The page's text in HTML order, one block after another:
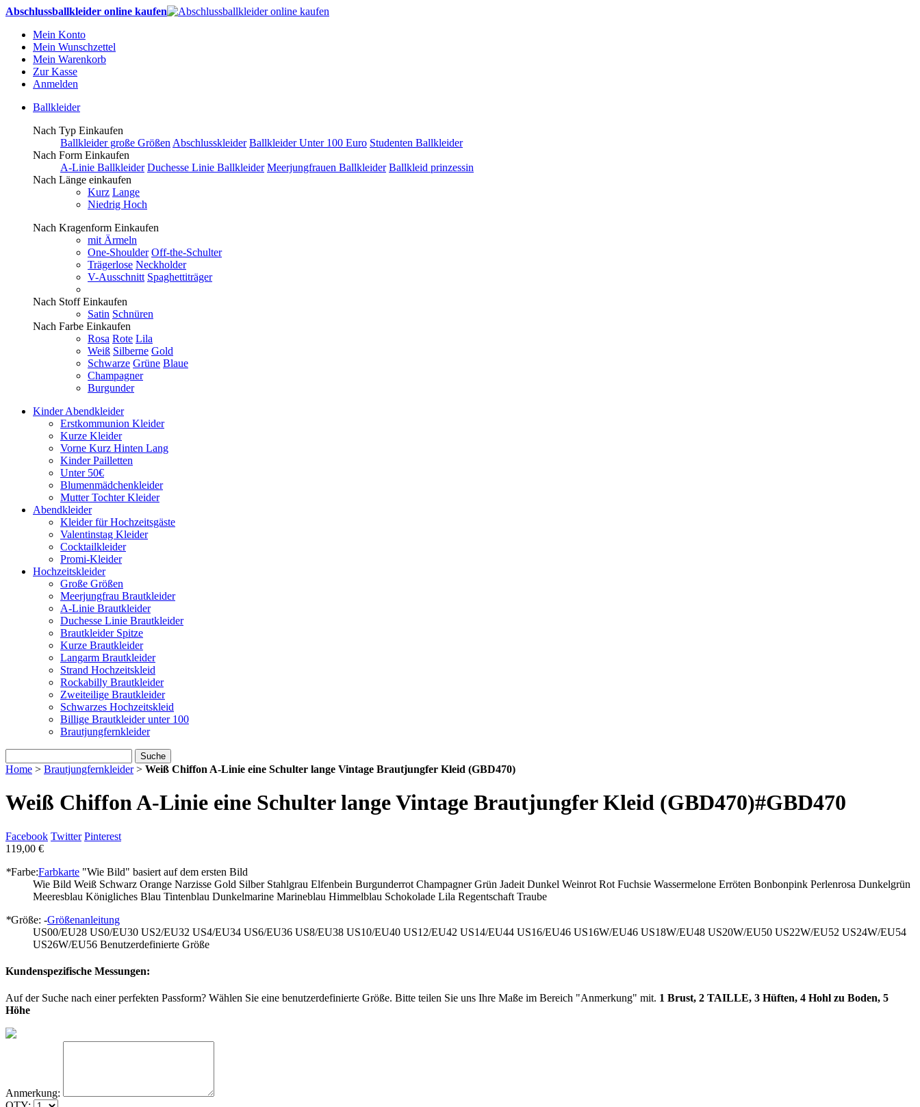
Abschlussballkleider online kaufen
Mein Konto
Mein Wunschzettel
Mein Warenkorb
Zur Kasse
Anmelden
Ballkleider
Nach Typ Einkaufen
Ballkleider große Größen Abschlusskleider Ballkleider Unter 100 Euro Studenten Ballkleider
Nach Form Einkaufen
A-Linie Ballkleider Duchesse Linie Ballkleider Meerjungfrauen Ballkleider Ballkleid prinzessin
Nach Länge einkaufen
Kurz Lange
Niedrig Hoch
Nach Kragenform Einkaufen
mit Ärmeln
One-Shoulder Off-the-Schulter
Trägerlose Neckholder
V-Ausschnitt Spaghettiträger
Nach Stoff Einkaufen
Satin Schnüren
Nach Farbe Einkaufen
Rosa Rote Lila
Weiß Silberne Gold
Schwarze Grüne Blaue
Champagner
Burgunder
Kinder Abendkleider
Erstkommunion Kleider
Kurze Kleider
Vorne Kurz Hinten Lang
Kinder Pailletten
Unter 50€
Blumenmädchenkleider
Mutter Tochter Kleider
Abendkleider
Kleider für Hochzeitsgäste
Valentinstag Kleider
Cocktailkleider
Promi-Kleider
Hochzeitskleider
Große Größen
Meerjungfrau Brautkleider
A-Linie Brautkleider
Duchesse Linie Brautkleider
Brautkleider Spitze
Kurze Brautkleider
Langarm Brautkleider
Strand Hochzeitskleid
Rockabilly Brautkleider
Zweiteilige Brautkleider
Schwarzes Hochzeitskleid
Billige Brautkleider unter 100
Brautjungfernkleider
Suche
Home > Brautjungfernkleider> Weiß Chiffon A-Linie eine Schulter lange Vintage Brautjungfer Kleid (GBD470)
Weiß Chiffon A-Linie eine Schulter lange Vintage Brautjungfer Kleid (GBD470)#GBD470
Facebook Twitter Pinterest
119,00 €
*Farbe:Farbkarte "Wie Bild" basiert auf dem ersten Bild
Wie Bild Weiß Schwarz Orange Narzisse Gold Silber Stahlgrau Elfenbein Burgunderrot Champagner Grün Jadeit Dunkel Weinrot Rot Fuchsie Wassermelone Erröten Bonbonpink Perlenrosa Dunkelgrün
Meeresblau Königliches Blau Tintenblau Dunkelmarine Marineblau Himmelblau Schokolade Lila Regentschaft Traube
*Größe: -Größenanleitung
US00/EU28 US0/EU30 US2/EU32 US4/EU34 US6/EU36 US8/EU38 US10/EU40 US12/EU42 US14/EU44 US16/EU46 US16W/EU46 US18W/EU48 US20W/EU50 US22W/EU52 US24W/EU54
US26W/EU56 Benutzerdefinierte Größe
Kundenspezifische Messungen:
Auf der Suche nach einer perfekten Passform? Wählen Sie eine benutzerdefinierte Größe. Bitte teilen Sie uns Ihre Maße im Bereich "Anmerkung" mit. 1 Brust, 2 TAILLE, 3 Hüften, 4 Hohl zu Boden, 5
Höhe
Anmerkung: